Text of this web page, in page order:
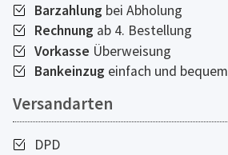
Barzahlung bei Abholung
Rechnung ab 4. Bestellung
Vorkasse Überweisung
Bankeinzug einfach und bequem
Versandarten
DPD